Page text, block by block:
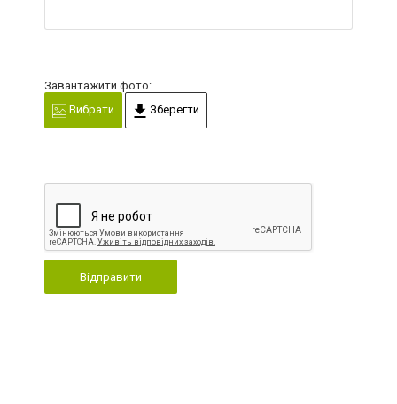
Завантажити фото:
Вибрати
Зберегти
Відправити